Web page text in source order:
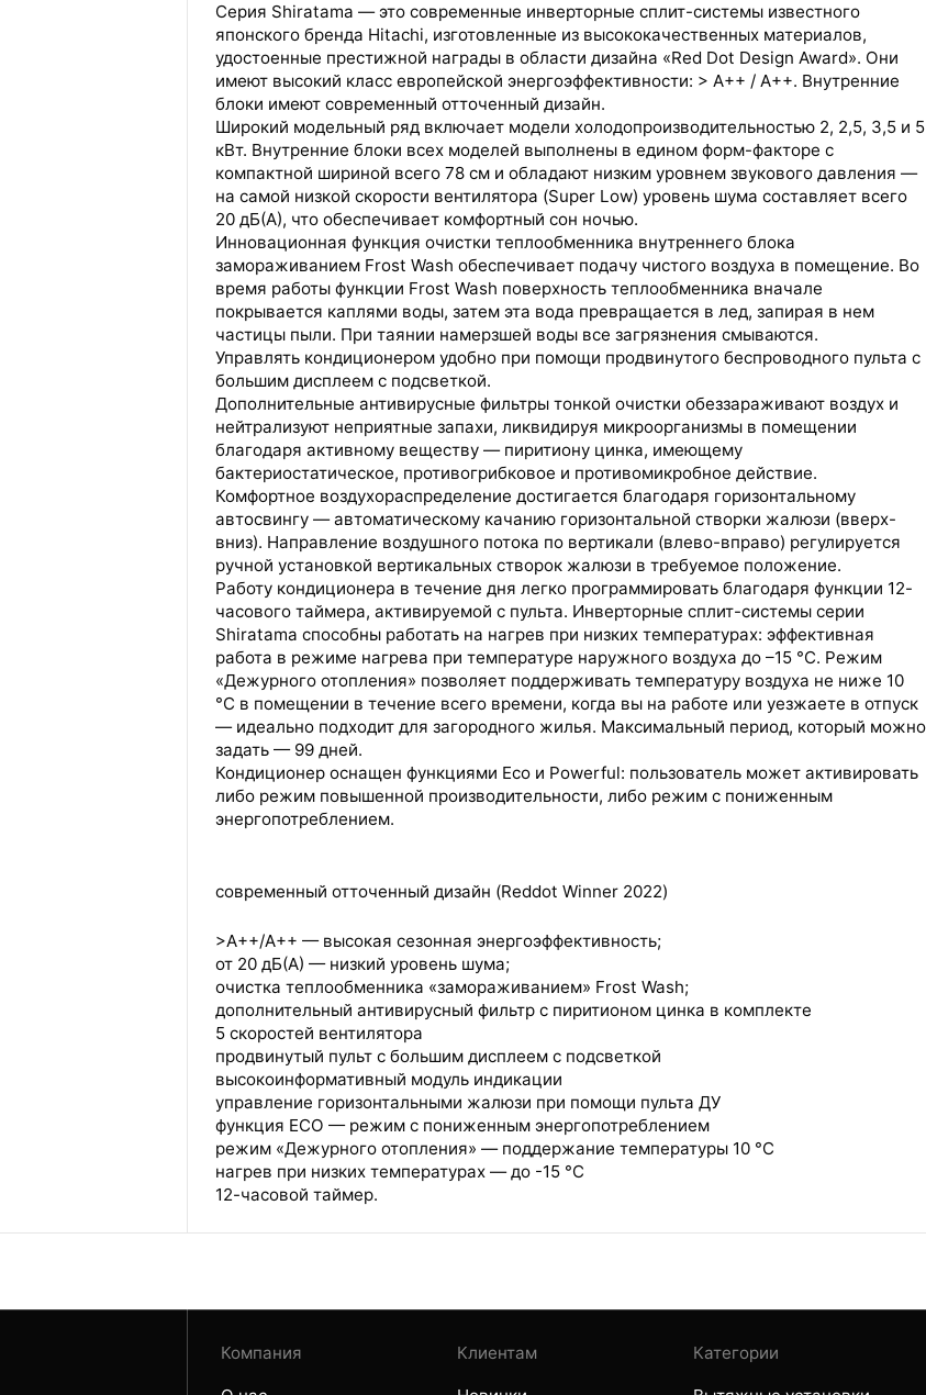
ДЕМОНТАЖ
Серия Shiratama — это современные инверторные сплит-системы известного
японского бренда Hitachi, изготовленные из высококачественных материалов,
удостоенные престижной награды в области дизайна «Red Dot Design Award». Они
имеют высокий класс европейской энергоэффективности: > А++ / A++. Внутренние
блоки имеют современный отточенный дизайн.
Широкий модельный ряд включает модели холодопроизводительностью 2, 2,5, 3,5 и 5
кВт. Внутренние блоки всех моделей выполнены в едином форм-факторе с
компактной шириной всего 78 см и обладают низким уровнем звукового давления —
на самой низкой скорости вентилятора (Super Low) уровень шума составляет всего
20 дБ(А), что обеспечивает комфортный сон ночью.
Инновационная функция очистки теплообменника внутреннего блока
замораживанием Frost Wash обеспечивает подачу чистого воздуха в помещение. Во
время работы функции Frost Wash поверхность теплообменника вначале
покрывается каплями воды, затем эта вода превращается в лед, запирая в нем
частицы пыли. При таянии намерзшей воды все загрязнения смываются.
Управлять кондиционером удобно при помощи продвинутого беспроводного пульта с
большим дисплеем с подсветкой.
Дополнительные антивирусные фильтры тонкой очистки обеззараживают воздух и
нейтрализуют неприятные запахи, ликвидируя микроорганизмы в помещении
благодаря активному веществу — пиритиону цинка, имеющему
бактериостатическое, противогрибковое и противомикробное действие.
Комфортное воздухораспределение достигается благодаря горизонтальному
автосвингу — автоматическому качанию горизонтальной створки жалюзи (вверх-
вниз). Направление воздушного потока по вертикали (влево-вправо) регулируется
ручной установкой вертикальных створок жалюзи в требуемое положение.
Работу кондиционера в течение дня легко программировать благодаря функции 12-
часового таймера, активируемой с пульта. Инверторные сплит-системы серии
Shiratama способны работать на нагрев при низких температурах: эффективная
работа в режиме нагрева при температуре наружного воздуха до –15 °C. Режим
«Дежурного отопления» позволяет поддерживать температуру воздуха не ниже 10
°C в помещении в течение всего времени, когда вы на работе или уезжаете в отпуск
— идеально подходит для загородного жилья. Максимальный период, который можно
задать — 99 дней.
Кондиционер оснащен функциями Eco и Powerful: пользователь может активировать
либо режим повышенной производительности, либо режим с пониженным
энергопотреблением.
современный отточенный дизайн (Reddot Winner 2022)
>A++/A++ — высокая сезонная энергоэффективность;
от 20 дБ(А) — низкий уровень шума;
очистка теплообменника «замораживанием» Frost Wash;
дополнительный антивирусный фильтр с пиритионом цинка в комплекте
5 скоростей вентилятора
продвинутый пульт с большим дисплеем с подсветкой
высокоинформативный модуль индикации
управление горизонтальными жалюзи при помощи пульта ДУ
функция ECO — режим с пониженным энергопотреблением
режим «Дежурного отопления» — поддержание температуры 10 °C
нагрев при низких температурах — до -15 °С
12-часовой таймер.
Компания Клиентам Категории
ВАШ ЗАКАЗ УСПЕШНО ОФОРМЛЕН!
Мы скоро свяжемся с вами.
ЧТО-ТО ПОШЛО НЕ ТАК!
Пожалуйста повторите попытку позже.